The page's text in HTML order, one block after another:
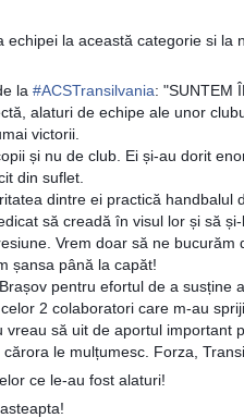
la această categorie si la
la #ACSTransilvania: "SUNTEM
alaturi de echipe ale unor
victorii.
și nu de club. Ei și-au dorit
din suflet.
dintre ei practică handbalul
să creadă în visul lor și să și-
Vrem doar să ne bucurăm
șansa până la capăt!
pentru efortul de a susține
2 colaboratori care m-au
să uit de aportul important
le mulțumesc. Forza,
ce le-au fost alaturi!